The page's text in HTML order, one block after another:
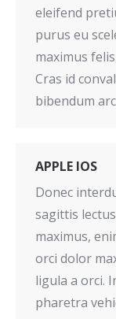
eleifend
purus eu
maximus
Cras id
bibendum
APPLE IOS
Donec
sagittis
maximus,
orci dolor
ligula a orci.
pharetra